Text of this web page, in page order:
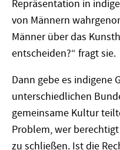
Repräsentation in
von Männern
Männer über das
entscheiden?“ fragt sie.
Dann gebe es indigene
unterschiedlichen
gemeinsame Kultur
Problem, wer
zu schließen. Ist die